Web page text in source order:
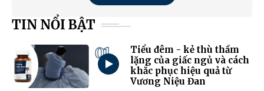
TIN NỔI BẬT
01
Tiểu đêm - kẻ thù thầm
lặng của giấc ngủ và cách
khắc phục hiệu quả từ
Vương Niệu Đan